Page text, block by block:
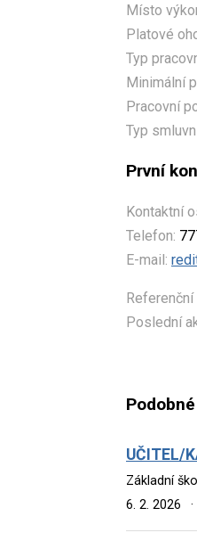
Místo
Platové
Typ
Minimální
Pracovní
Typ
První
Kontaktní
Telefon:
E-mail:
Poslední
UČITEL/
Základní
6. 2. 2026
·